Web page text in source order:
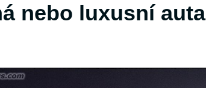
nebo luxusní auta